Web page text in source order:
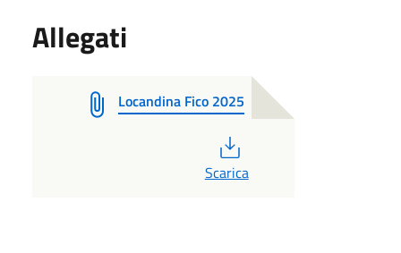
Allegati
Locandina Fico 2025
Scarica